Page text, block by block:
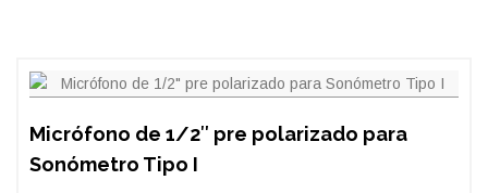
Micrófono de 1/2″ pre polarizado para
Sonómetro Tipo I